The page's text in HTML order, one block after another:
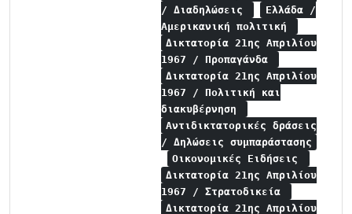
/ Διαδηλώσεις
Ελλάδα /
Αμερικανική πολιτική
Δικτατορία 21ης Απριλίου
1967 / Προπαγάνδα
Δικτατορία 21ης Απριλίου
1967 / Πολιτική και
διακυβέρνηση
Αντιδικτατορικές δράσεις
/ Δηλώσεις συμπαράστασης
Οικονομικές Ειδήσεις
Δικτατορία 21ης Απριλίου
1967 / Στρατοδικεία
Δικτατορία 21ης Απριλίου